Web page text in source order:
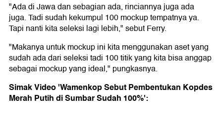
"Ada di Jawa dan sebagian ada, rinciannya juga ada
juga. Tadi sudah kekumpul 100 mockup tempatnya ya.
Tapi nanti kita seleksi lagi lebih," sebut Ferry.
"Makanya untuk mockup ini kita menggunakan aset yang
sudah ada dari seleksi tadi 100 titik yang kita bisa anggap
sebagai mockup yang ideal," pungkasnya.
Simak Video 'Wamenkop Sebut Pembentukan Kopdes
Merah Putih di Sumbar Sudah 100%':